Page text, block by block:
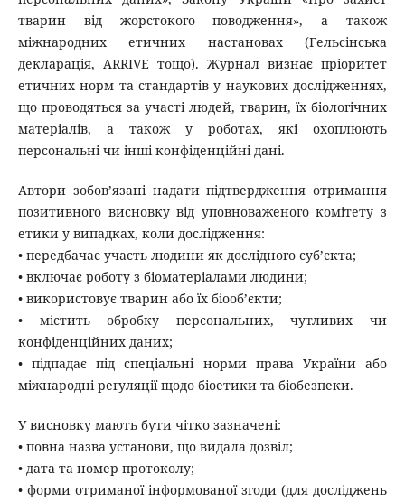
тварин від жорстокого поводження», а також
міжнародних етичних настановах (Гельсінська
декларація, ARRIVE тощо). Журнал визнає пріоритет
етичних норм та стандартів у наукових дослідженнях,
що проводяться за участі людей, тварин, їх біологічних
матеріалів, а також у роботах, які охоплюють
персональні чи інші конфіденційні дані.
Автори зобов’язані надати підтвердження отримання
позитивного висновку від уповноваженого комітету з
етики у випадках, коли дослідження:
• передбачає участь людини як дослідного суб’єкта;
• включає роботу з біоматеріалами людини;
• використовує тварин або їх біооб’єкти;
• містить обробку персональних, чутливих чи
конфіденційних даних;
• підпадає під спеціальні норми права України або
міжнародні регуляції щодо біоетики та біобезпеки.
У висновку мають бути чітко зазначені:
• повна назва установи, що видала дозвіл;
• дата та номер протоколу;
• форми отриманої інформованої згоди (для досліджень